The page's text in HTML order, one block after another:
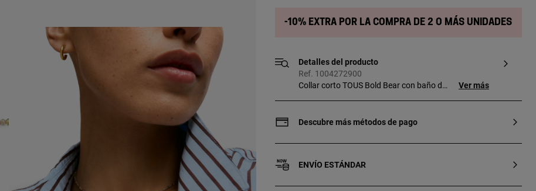
-10% extra por la compra de 2 o más unidades
Detalles del producto
Ref. 1004272900
Collar corto TOUS Bold Bear con baño de
tonalidades. Longitud del collar: 40 cm.
plata de primera ley con baño de oro de
calidad garantiza una mayor durabilidad
Ver más
Descubre más métodos de pago
ENVÍO ESTÁNDAR